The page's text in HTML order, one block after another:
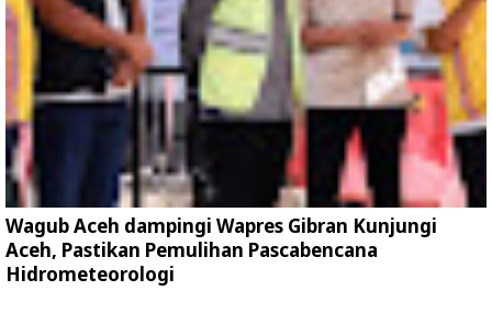
Wagub Aceh dampingi Wapres Gibran Kunjungi
Aceh, Pastikan Pemulihan Pascabencana
Hidrometeorologi